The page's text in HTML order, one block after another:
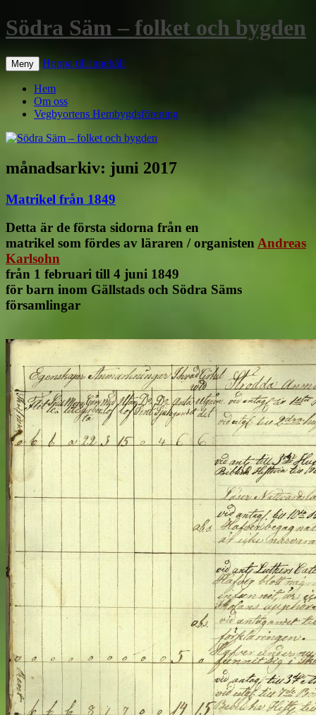
Södra Säm – folket och bygden
Meny Hoppa till innehåll
Hem
Om oss
Vegbyortens Hembygdsförening
månadsarkiv: juni 2017
Matrikel från 1849
Detta är de första sidorna från en
matrikel som fördes av läraren / organistenAndreas
Karlsohn
från 1 februari till 4 juni 1849
för barn inom Gällstads och Södra Säms
församlingar